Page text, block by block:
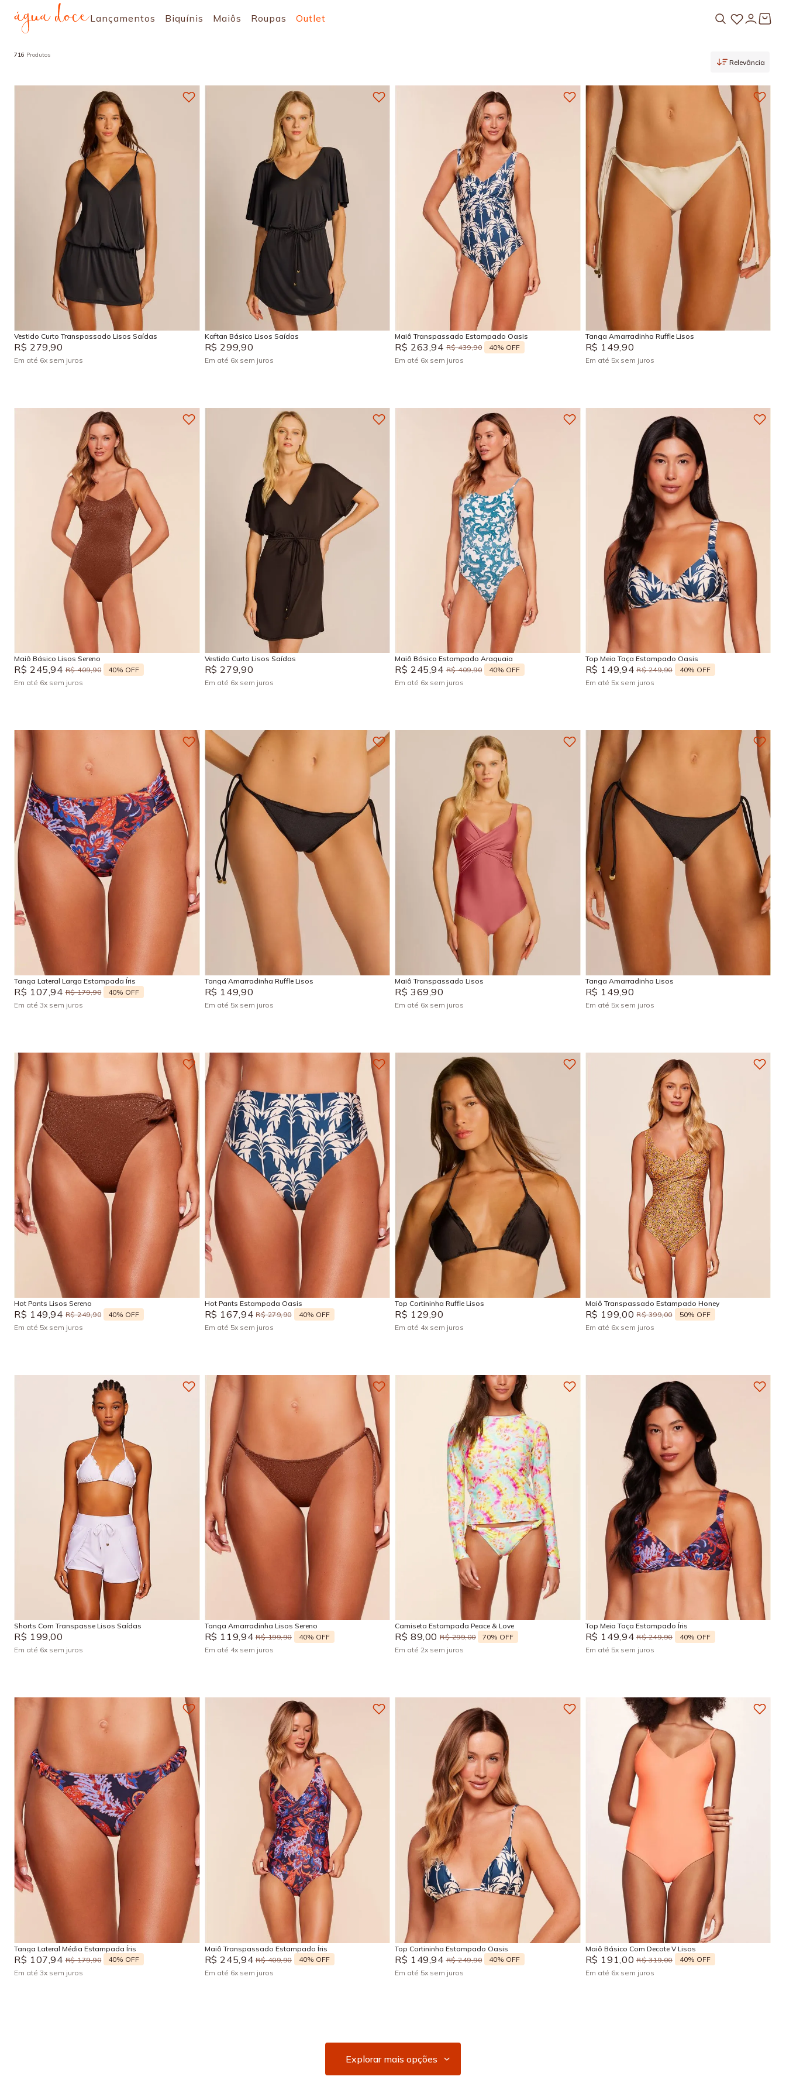
Lançamentos Biquínis Maiôs Roupas Outlet
716 Produtos
Relevância
P G GG
Adicionar na sacola
Vestido Curto Transpassado Lisos Saídas
R$ 279,90
Em até 6x sem juros
GG
Adicionar na sacola
Kaftan Básico Lisos Saídas
R$ 299,90
Em até 6x sem juros
Adicionar na sacola
Maiô Transpassado Estampado Oasis
R$ 263,94 R$ 439,90 40% OFF
Em até 6x sem juros
GG
Adicionar na sacola
Tanga Amarradinha Ruffle Lisos
R$ 149,90
Em até 5x sem juros
Adicionar na sacola
Maiô Básico Lisos Sereno
R$ 245,94 R$ 409,90 40% OFF
Em até 6x sem juros
P
Adicionar na sacola
Vestido Curto Lisos Saídas
R$ 279,90
Em até 6x sem juros
G GG
Adicionar na sacola
Maiô Básico Estampado Araguaia
R$ 245,94 R$ 409,90 40% OFF
Em até 6x sem juros
P G
Top Meia Taça Estampado Oasis
R$ 149,94 R$ 249,90 40% OFF
Em até 5x sem juros
Adicionar na sacola
Tanga Lateral Larga Estampada Íris
R$ 107,94 R$ 179,90 40% OFF
Em até 3x sem juros
M
Adicionar na sacola
Tanga Amarradinha Ruffle Lisos
R$ 149,90
Em até 5x sem juros
M G
Adicionar na sacola
Maiô Transpassado Lisos
R$ 369,90
Em até 6x sem juros
Adicionar na sacola
Tanga Amarradinha Lisos
R$ 149,90
Em até 5x sem juros
GG
Adicionar na sacola
Hot Pants Lisos Sereno
R$ 149,94 R$ 249,90 40% OFF
Em até 5x sem juros
M
Adicionar na sacola
Hot Pants Estampada Oasis
R$ 167,94 R$ 279,90 40% OFF
Em até 5x sem juros
M G GG
Top Cortininha Ruffle Lisos
R$ 129,90
Em até 4x sem juros
G GG EG
Adicionar na sacola
Maiô Transpassado Estampado Honey
R$ 199,00 R$ 399,00 50% OFF
Em até 6x sem juros
G P M
Adicionar na sacola
Shorts Com Transpasse Lisos Saídas
R$ 199,00
Em até 6x sem juros
P G
Tanga Amarradinha Lisos Sereno
R$ 119,94 R$ 199,90 40% OFF
Em até 4x sem juros
Adicionar na sacola
Camiseta Estampada Peace & Love
R$ 89,00 R$ 299,00 70% OFF
Em até 2x sem juros
P M GG
Top Meia Taça Estampado Íris
R$ 149,94 R$ 249,90 40% OFF
Em até 5x sem juros
G
Adicionar na sacola
Tanga Lateral Média Estampada Íris
R$ 107 ,94 R$ 179,90 40% OFF
Em até 3x sem juros
M G
Adicionar na sacola
Maiô Transpassado Estampado Íris
R$ 245 94 R$ 409,90 40% OFF
Em até 6x sem juros
G GG
Adicionar na sacola
Top Cortininha Estampado Oasis
R$ 149 ,94 R$ 249,90 40% OFF
Em até 5x sem juros
Adicionar na sacola
Maiô Básico Com Decote V Lisos
R$ 191 00 R$ 319,00 40% OFF
Em até 6x sem juros